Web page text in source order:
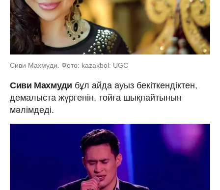
Сиви Махмуди. Фото: kazakbol: UGC
Сиви Махмуди бұл айда ауыз бекіткендіктен,
демалыста жүргенін, тойға шықпайтынын
мәлімдеді.